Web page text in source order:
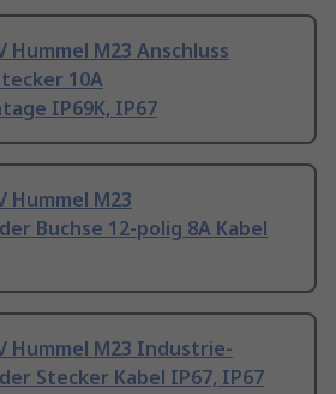
Hummel M23 Anschluss
10A
IP69K, IP67
Hummel M23
Buchse 12-polig 8A Kabel
Hummel M23 Industrie-
Stecker Kabel IP67, IP67